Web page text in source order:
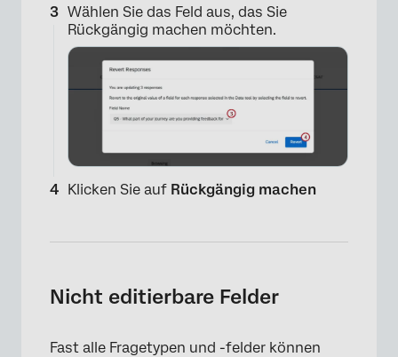
Wählen Sie das Feld aus, das Sie
Rückgängig machen möchten.
Klicken Sie auf Rückgängig machen
Nicht editierbare Felder
Fast alle Fragetypen und -felder können